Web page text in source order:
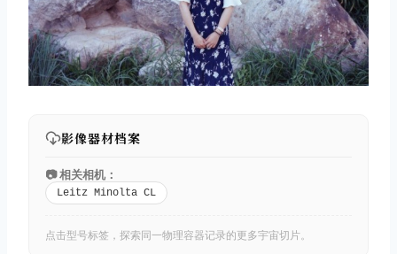
影像器材档案
📷 相关相机：
Leitz Minolta CL
点击型号标签，探索同一物理容器记录的更多宇宙切片。